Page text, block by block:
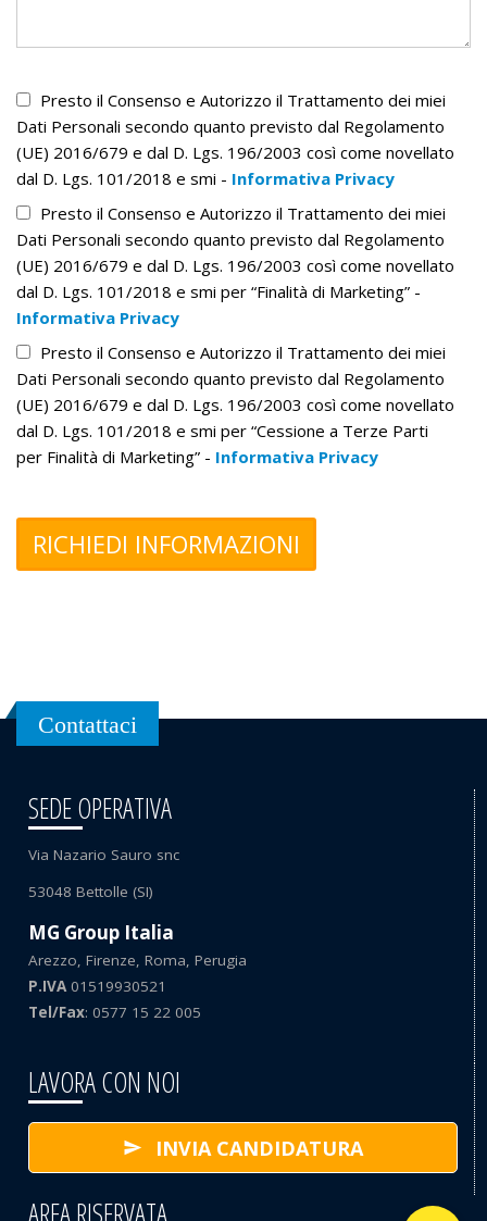
Presto il Consenso e Autorizzo il Trattamento dei miei
Dati Personali secondo quanto previsto dal Regolamento
(UE) 2016/679 e dal D. Lgs. 196/2003 così come novellato
dal D. Lgs. 101/2018 e smi - Informativa Privacy
Presto il Consenso e Autorizzo il Trattamento dei miei
Dati Personali secondo quanto previsto dal Regolamento
(UE) 2016/679 e dal D. Lgs. 196/2003 così come novellato
dal D. Lgs. 101/2018 e smi per “Finalità di Marketing” -
Informativa Privacy
Presto il Consenso e Autorizzo il Trattamento dei miei
Dati Personali secondo quanto previsto dal Regolamento
(UE) 2016/679 e dal D. Lgs. 196/2003 così come novellato
dal D. Lgs. 101/2018 e smi per “Cessione a Terze Parti
per Finalità di Marketing” - Informativa Privacy
Contattaci
SEDE OPERATIVA
Via Nazario Sauro snc
53048 Bettolle (SI)
MG Group Italia
Arezzo, Firenze, Roma, Perugia
P.IVA01519930521
Tel/Fax: 0577 15 22 005
LAVORA CON NOI
INVIA CANDIDATURA
AREA RISERVATA